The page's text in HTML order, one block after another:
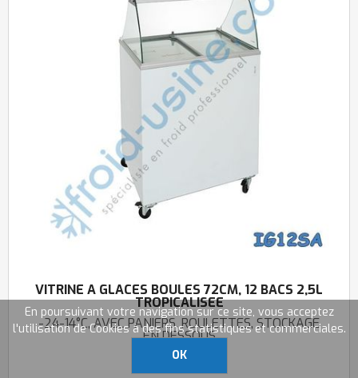
VITRINE A GLACES BOULES 72CM, 12 BACS 2,5L
TROPICALISEE
-24-14°C, AVEC PANIERS, ROULETTES, STOCKAGE
EN DESSOUS
IG12SA
En poursuivant votre navigation sur ce site, vous acceptez
l'utilisation de Cookies à des fins statistiques et commerciales.
OK